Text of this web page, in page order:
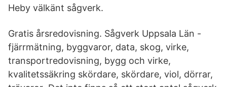
Heby välkänt sågverk.
Gratis årsredovisning. Sågverk Uppsala Län -
fjärrmätning, byggvaror, data, skog, virke,
transportredovisning, bygg och virke,
kvalitetssäkring skördare, skördare, viol, dörrar,